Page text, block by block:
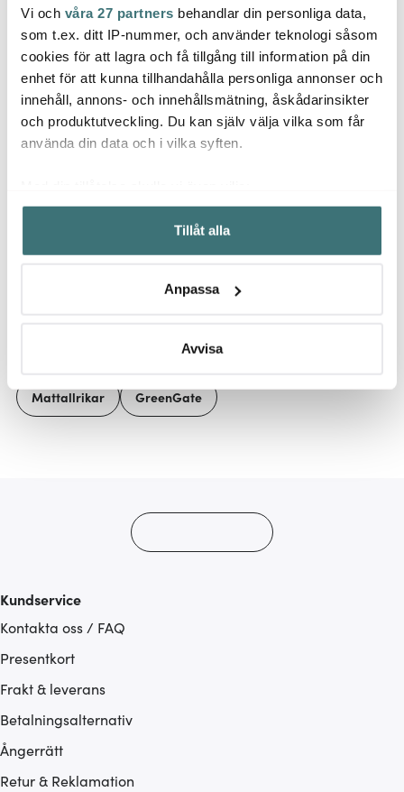
Vi och våra 27 partners behandlar din personliga data,
som t.ex. ditt IP-nummer, och använder teknologi såsom
cookies för att lagra och få tillgång till information på din
enhet för att kunna tillhandahålla personliga annonser och
innehåll, annons- och innehållsmätning, åskådarinsikter
och produktutveckling. Du kan själv välja vilka som får
använda din data och i vilka syften.
Samla in information om din geografiska plats som
kan ha en noggrannhet på upp till flera meter
Identifiera din enhet genom att aktivt skanna den för
Ta reda på mer om hur dina personliga uppgifter
Du kan ändra eller dra tillbaka ditt samtycke när som
Vi använder cookies för att innehållet och annonserna
Tillåt alla
Anpassa
Avvisa
Greengate
Everyday Alice
frukostskål 45 cl
hazelnut brown
129 kr
I lager
Greengate
Everyday Alice
frukostskål 45 cl claret
red
129 kr
Få i lager
mint
109
Låt dig inspireras av våra kunder
Mattallrikar GreenGate
Kundservice
Kontakta oss / FAQ
Presentkort
Frakt & leverans
Betalningsalternativ
Ångerrätt
Retur & Reklamation